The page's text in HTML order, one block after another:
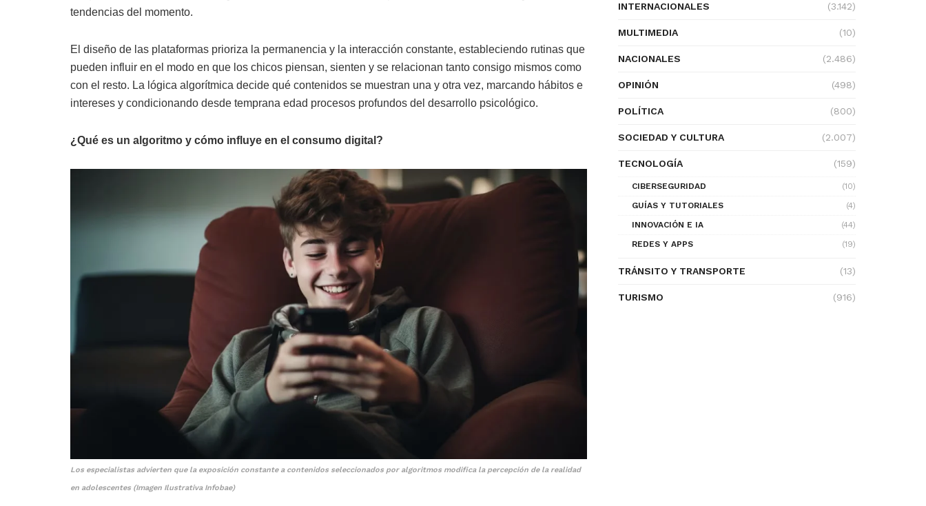
tendencias del momento.
El diseño de las plataformas prioriza la permanencia y la interacción constante, estableciendo rutinas que
pueden influir en el modo en que los chicos piensan, sienten y se relacionan tanto consigo mismos como
con el resto. La lógica algorítmica decide qué contenidos se muestran una y otra vez, marcando hábitos e
intereses y condicionando desde temprana edad procesos profundos del desarrollo psicológico.
¿Qué es un algoritmo y cómo influye en el consumo digital?
Los especialistas advierten que la exposición constante a contenidos seleccionados por algoritmos modifica la percepción de la realidad
en adolescentes (Imagen Ilustrativa Infobae)
INTERNACIONALES (3.142)
MULTIMEDIA (10)
NACIONALES (2.486)
OPINIÓN (498)
POLÍTICA (800)
SOCIEDAD Y CULTURA (2.007)
TECNOLOGÍA (159)
CIBERSEGURIDAD
(10)
GUÍAS Y TUTORIALES
(4)
INNOVACIÓN E IA
(44)
REDES Y APPS
(19)
TRÁNSITO Y TRANSPORTE (13)
TURISMO (916)